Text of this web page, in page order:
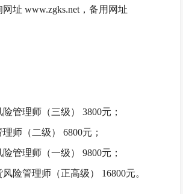
网址 www.zgks.net，备用网址
管理师（三级） 3800元；
师（二级） 6800元；
管理师（一级） 9800元；
险管理师（正高级） 16800元。